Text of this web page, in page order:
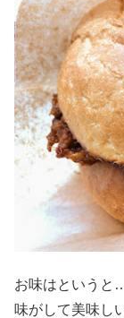
お味はというと
味がして美味し